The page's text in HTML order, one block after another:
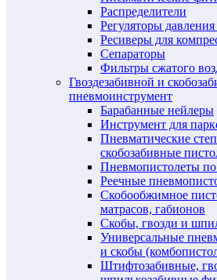
Распределители
Регуляторы
Ресиверы для
Сепараторы
Фильтры сжатого
Гвоздезабивной и
пневмоинструмент
Барабанные нейлеры
Инструмент для
Пневматические
скобозабивные
Пневмопистолеты по
Реечные
Скобообжимное
матрасов, габионов
Скобы, гвозди и
Универсальные
и скобы
Штифтозабивные,